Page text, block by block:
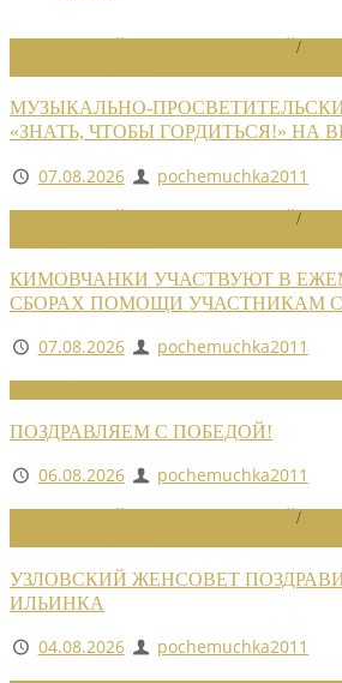
/
МУЗЫКАЛЬНО-
«ЗНАТЬ, ЧТОБЫ ГОРДИТЬСЯ!» НА
07.08.2026
pochemuchka2011
/
КИМОВЧАНКИ УЧАСТВУЮТ В
СБОРАХ ПОМОЩИ УЧАСТНИКАМ
07.08.2026
pochemuchka2011
ПОЗДРАВЛЯЕМ С ПОБЕДОЙ!
06.08.2026
pochemuchka2011
/
УЗЛОВСКИЙ ЖЕНСОВЕТ
ИЛЬИНКА
04.08.2026
pochemuchka2011